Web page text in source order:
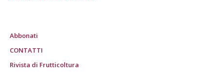
Abbonati
CONTATTI
Rivista di Frutticoltura